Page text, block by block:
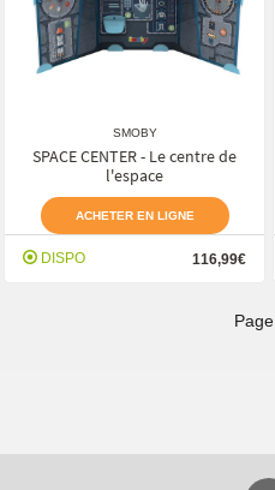
SMOBY
SPACE CENTER - Le centre de
l'espace
ACHETER EN LIGNE
DISPO 116,99€
Page